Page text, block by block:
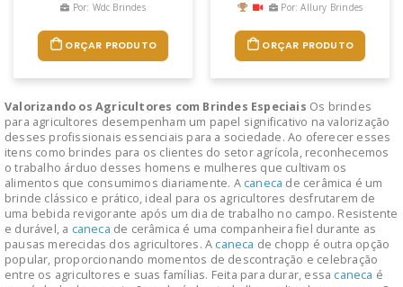
Por: Wdc Brindes
ORÇAR PRODUTO
Por: Allury Brindes
ORÇAR PRODUTO
Valorizando os Agricultores com Brindes Especiais Os brindes
para agricultores desempenham um papel significativo na valorização
desses profissionais essenciais para a sociedade. Ao oferecer esses
itens como brindes para os clientes do setor agrícola, reconhecemos
o trabalho árduo desses homens e mulheres que cultivam os
alimentos que consumimos diariamente. A caneca de cerâmica é um
brinde clássico e prático, ideal para os agricultores desfrutarem de
uma bebida revigorante após um dia de trabalho no campo. Resistente
e durável, a caneca de cerâmica é uma companheira fiel durante as
pausas merecidas dos agricultores. A caneca de chopp é outra opção
popular, proporcionando momentos de descontração e celebração
entre os agricultores e suas famílias. Feita para durar, essa caneca é